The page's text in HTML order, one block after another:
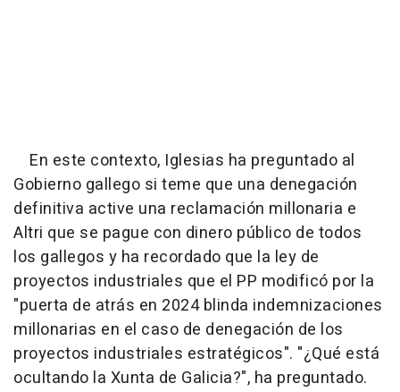
En este contexto, Iglesias ha preguntado al
Gobierno gallego si teme que una denegación
definitiva active una reclamación millonaria e
Altri que se pague con dinero público de todos
los gallegos y ha recordado que la ley de
proyectos industriales que el PP modificó por la
"puerta de atrás en 2024 blinda indemnizaciones
millonarias en el caso de denegación de los
proyectos industriales estratégicos". "¿Qué está
ocultando la Xunta de Galicia?", ha preguntado.